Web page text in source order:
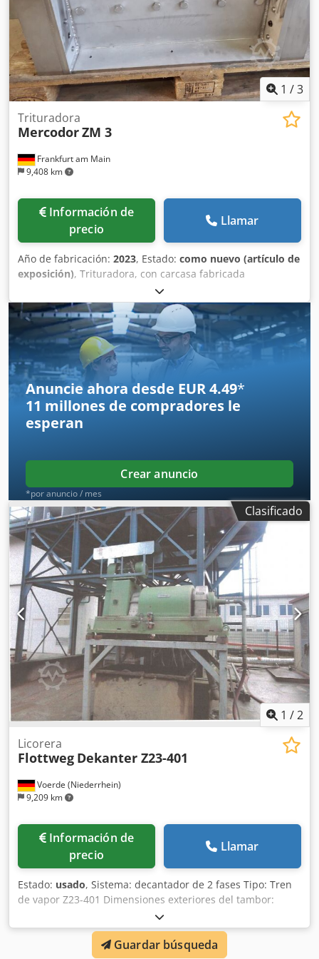
1 /3
Frankfurt am Main
9,408 km
Trituradora
MercodorZM 3
Información de
precio
Llamar
Año de fabricación: 2023, Estado: como nuevo (artículo de
exposición), Trituradora, con carcasa fabricada
íntegramente en acero inoxidable y equipada con cuchillas
de Hardox. Crsdpfsi D Dwijx Afvof Potencia del motor: 11
kW.
Anuncie ahora desde EUR 4.49*
11 millones de compradores le
esperan
Crear anuncio
*por anuncio / mes
Clasificado
1 /2
Voerde (Niederrhein)
9,209 km
Licorera
Flottweg Dekanter Z23-401
Información de
precio
Llamar
Estado: usado, Sistema: decantador de 2 fases Tipo: Tren
de vapor Z23-401 Dimensiones exteriores del tambor:
aprox. 320 mm Decantador de 2 fases: descarga con
concentrado a través de disco descascarillador Desagüe:
regulable desde el exterior con 1 bar de presión Velocidad
Guardar búsqueda